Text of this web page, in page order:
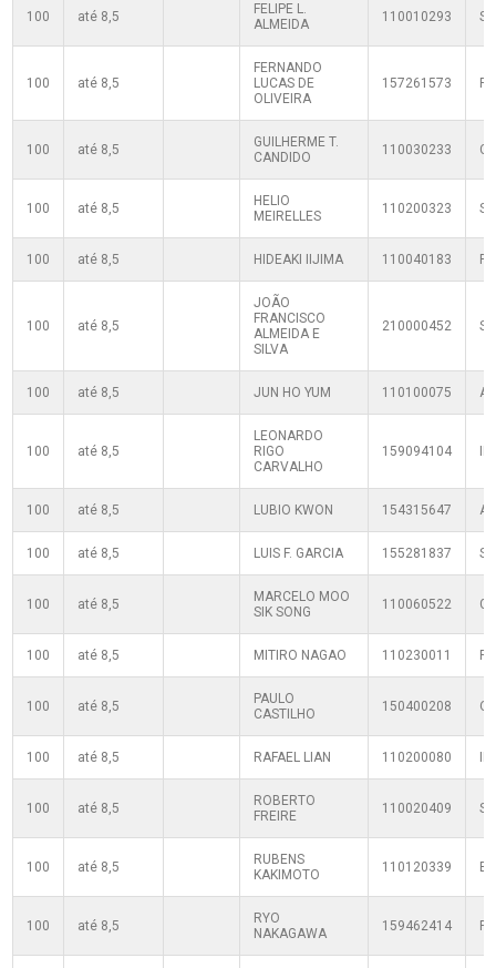
100 até 8,5
FELIPE L.
ALMEIDA
110010293
100 até 8,5
FERNANDO
LUCAS DE
OLIVEIRA
157261573
100 até 8,5
GUILHERME T.
CANDIDO
110030233
100 até 8,5
HELIO
MEIRELLES
110200323
100 até 8,5 HIDEAKI IIJIMA 110040183
100 até 8,5
JOÃO
FRANCISCO
ALMEIDA E
SILVA
210000452
100 até 8,5 JUN HO YUM 110100075
100 até 8,5
LEONARDO
RIGO
CARVALHO
159094104
100 até 8,5 LUBIO KWON 154315647
100 até 8,5 LUIS F. GARCIA 155281837
100 até 8,5
MARCELO MOO
SIK SONG
110060522
100 até 8,5 MITIRO NAGAO 110230011
100 até 8,5
PAULO
CASTILHO
150400208
100 até 8,5 RAFAEL LIAN 110200080
100 até 8,5
ROBERTO
FREIRE
110020409
100 até 8,5
RUBENS
KAKIMOTO
110120339
100 até 8,5
RYO
NAKAGAWA
159462414